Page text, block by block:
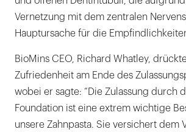
Vernetzung mit dem zentralen
Hauptursache für die
BioMins CEO, Richard Whatley,
Zufriedenheit am Ende des
wobei er sagte: “Die Zulassung durch
Foundation ist eine extrem wichtige
unsere Zahnpasta. Sie versichert dem